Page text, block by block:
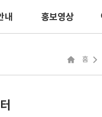
내
전문기
홍보영상
홈